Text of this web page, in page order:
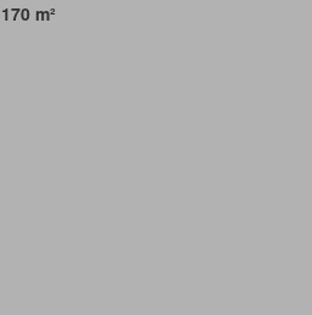
170 m²